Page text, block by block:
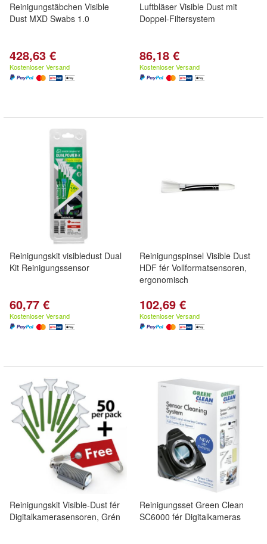
Reinigungstäbchen Visible
Dust MXD Swabs 1.0
428,63 €
Kostenloser Versand
Luftbläser Visible Dust mit
Doppel-Filtersystem
86,18 €
Kostenloser Versand
Reinigungskit visibledust Dual
Kit Reinigungssensor
60,77 €
Kostenloser Versand
Reinigungspinsel Visible Dust
HDF fér Vollformatsensoren,
ergonomisch
102,69 €
Kostenloser Versand
Reinigungskit Visible-Dust fér
Digitalkamerasensoren, Grén
Reinigungsset Green Clean
SC6000 fér Digitalkameras